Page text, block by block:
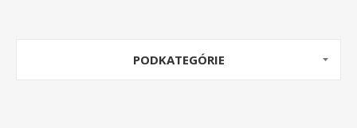
PODKATEGÓRIE